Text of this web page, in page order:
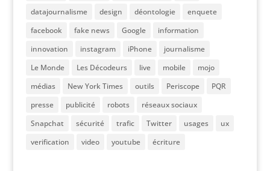
datajournalisme
design déontologie
enquete
facebook
fake news Google
information
innovation
instagram iPhone
journalisme
Le Monde
Les Décodeurs live mobile
mojo
médias
New York Times outils Periscope
PQR
presse
publicité robots
réseaux sociaux
Snapchat
sécurité trafic Twitter usages
ux
verification
video youtube écriture